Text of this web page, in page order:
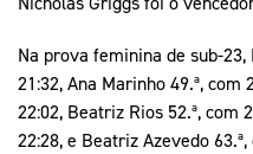
Na prova feminina de sub-
21:32, Ana Marinho 49.ª, com
22:02, Beatriz Rios 52.ª, com
22:28, e Beatriz Azevedo